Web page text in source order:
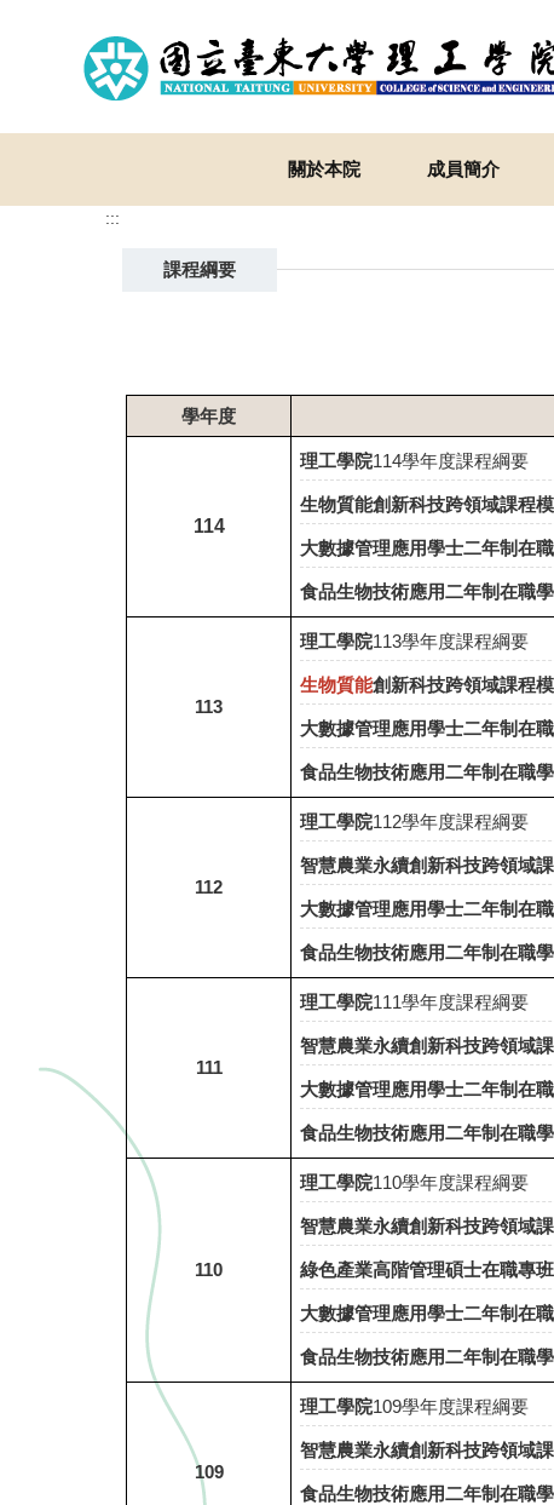
關於本院 成員簡介
:::
課程綱要
學年度
114
理工學院114學年度課程綱要
生物質能創新科技跨領域課程
大數據管理應用學士二年制在
食品生物技術應用二年制在職
113
理工學院113學年度課程綱要
生物質能創新科技跨領域課程
大數據管理應用學士二年制在
食品生物技術應用二年制在職
112
理工學院112學年度課程綱要
智慧農業永續創新科技跨領域
大數據管理應用學士二年制在
食品生物技術應用二年制在職
111
理工學院111學年度課程綱要
智慧農業永續創新科技跨領域
大數據管理應用學士二年制在
食品生物技術應用二年制在職
110
理工學院110學年度課程綱要
智慧農業永續創新科技跨領域
綠色產業高階管理碩士在職專
大數據管理應用學士二年制在
食品生物技術應用二年制在職
109
理工學院109學年度課程綱要
智慧農業永續創新科技跨領域
食品生物技術應用二年制在職